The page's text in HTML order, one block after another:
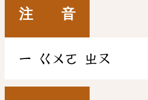
注 音
ㄧ ㄍㄨㄛ ㄓㄡ